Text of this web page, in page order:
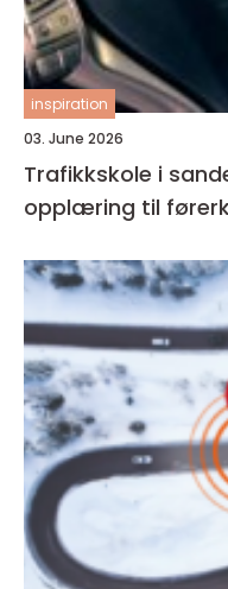
inspiration
03. June 2026
Trafikkskole i
opplæring til